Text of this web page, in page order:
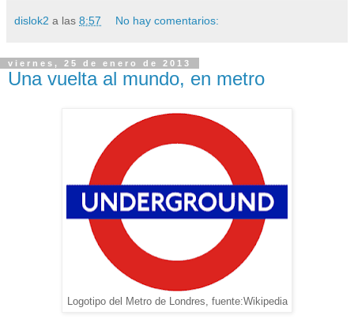
dislok2 a las 8:57 No hay comentarios:
viernes, 25 de enero de 2013
Una vuelta al mundo, en metro
Logotipo del Metro de Londres, fuente:Wikipedia